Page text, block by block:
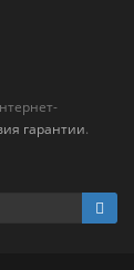
гарантии.